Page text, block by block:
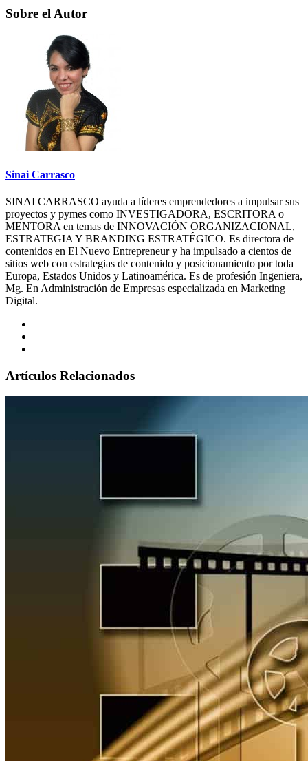
Sobre el Autor
Sinai Carrasco
SINAI CARRASCO ayuda a líderes emprendedores a impulsar sus
proyectos y pymes como INVESTIGADORA, ESCRITORA o
MENTORA en temas de INNOVACIÓN ORGANIZACIONAL,
ESTRATEGIA Y BRANDING ESTRATÉGICO. Es directora de
contenidos en El Nuevo Entrepreneur y ha impulsado a cientos de
sitios web con estrategias de contenido y posicionamiento por toda
Europa, Estados Unidos y Latinoamérica. Es de profesión Ingeniera,
Mg. En Administración de Empresas especializada en Marketing
Digital.
Artículos Relacionados